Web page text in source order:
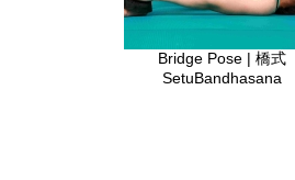
Bridge Pose | 橋式
SetuBandhasana